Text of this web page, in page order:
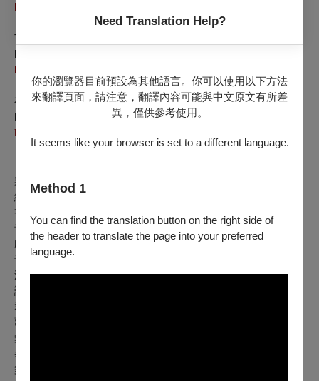
Need Translation Help?
你的瀏覽器目前預設為其他語言。你可以使用以下方法
來翻譯頁面，請注意，翻譯內容可能與中文原文有所差
異，僅供參考使用。
It seems like your browser is set to a different language.
Method 1
You can find the translation button on the right side of
the header to translate the page into your preferred
language.
https://reurl.cc/pa5EGr
【劇場狂粉的日常EP340 - 逆境重生~👊廣藝X盜火劇團《One
Two Punch 痛感一擊》搖滾音樂劇】
Podcast👂這裡聽：
https://linktr.ee/theatremanialife
𝗜𝗡𝗧𝗘𝗥𝗖𝗢𝗺パイ- S5 EP.09《靠臉吃飯不行嗎？斜槓演員
有奪累還要打拳？》feat. 劉桓】
Podcast👂這裡聽：
https://linktr.ee/intercompai
製作人｜丁福寬、鄭青青
編劇暨作詞｜劉天涯、何應權
導 演｜陳昶旭
音樂總監｜江泰德
戲劇顧問｜張芯慈
音樂顧問｜蔣 韜
演 員｜許照慈、吳知豫、管 罄、顏辰歡、鍾政均、黃浩
詠、謝孟庭、楊宣哲、王意萱、劉 桓
群眾演員｜李連寶、王李全、張咸凱、羅絲穎
歌唱指導｜張雅涵
舞蹈設計｜林素蓮
拳擊指導暨動作設計｜劉 桓
舞台設計｜趙鈺涵